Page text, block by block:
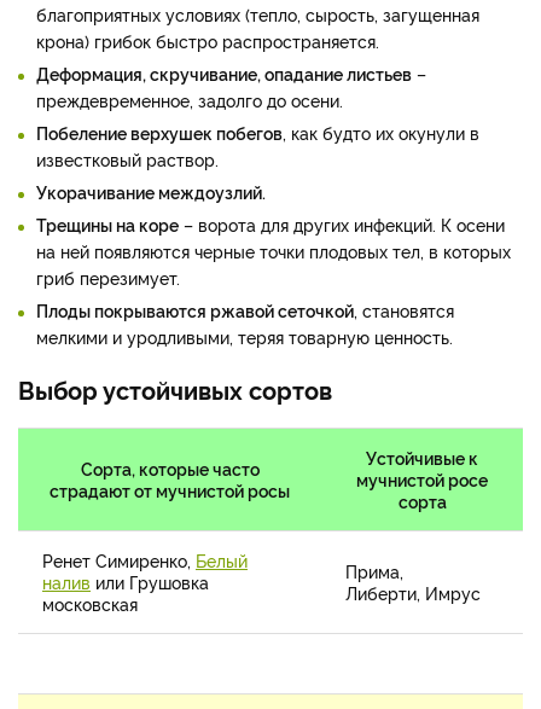
благоприятных условиях (тепло, сырость, загущенная
крона) грибок быстро распространяется.
Деформация, скручивание, опадание листьев –
преждевременное, задолго до осени.
Побеление верхушек побегов , как будто их окунули в
известковый раствор.
Укорачивание междоузлий.
Трещины на коре – ворота для других инфекций. К осени
на ней появляются черные точки плодовых тел, в которых
гриб перезимует.
Плоды покрываются ржавой сеточкой , становятся
мелкими и уродливыми, теряя товарную ценность.
Выбор устойчивых сортов
Сорта, которые часто
страдают от мучнистой росы
Устойчивые к
мучнистой росе
сорта
Ренет Симиренко, Белый
налив или Грушовка
московская
Прима,
Либерти, Имрус